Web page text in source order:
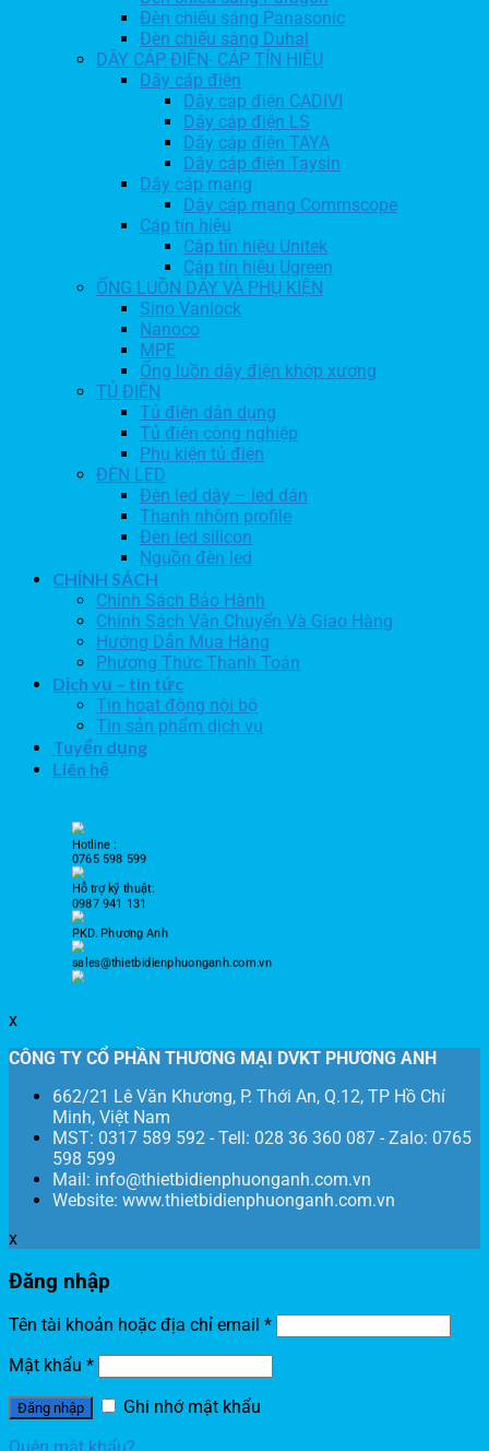
Đèn chiếu sáng Panasonic
Đèn chiếu sáng Duhal
DÂY CÁP ĐIỆN- CÁP TÍN HIỆU
Dây cáp điện
Dây cáp điện CADIVI
Dây cáp điện LS
Dây cáp điện TAYA
Dây cáp điện Taysin
Dây cáp mạng
Dây cáp mạng Commscope
Cáp tín hiệu
Cáp tín hiệu Unitek
Cáp tín hiệu Ugreen
ỐNG LUỒN DÂY VÀ PHỤ KIỆN
Sino Vanlock
Nanoco
MPE
Ống luồn dây điện khớp xương
TỦ ĐIỆN
Tủ điện dân dụng
Tủ điện công nghiệp
Phụ kiện tủ điện
ĐÈN LED
Đèn led dây – led dán
Thanh nhôm profile
Đèn led silicon
Nguồn đèn led
CHÍNH SÁCH
Chính Sách Bảo Hành
Chính Sách Vận Chuyển Và Giao Hàng
Hướng Dẫn Mua Hàng
Phương Thức Thanh Toán
Dịch vụ – tin tức
Tin hoạt động nội bộ
Tin sản phẩm dịch vụ
Tuyển dụng
Liên hệ
Hotline :
0765 598 599
Hỗ trợ kỹ thuật:
0987 941 131
PKD. Phương Anh
sales@thietbidienphuonganh.com.vn
x
CÔNG TY CỔ PHẦN THƯƠNG MẠI DVKT PHƯƠNG ANH
662/21 Lê Văn Khương, P. Thới An, Q.12, TP Hồ Chí
Minh, Việt Nam
MST: 0317 589 592 - Tell: 028 36 360 087 - Zalo: 0765
598 599
Mail: info@thietbidienphuonganh.com.vn
Website: www.thietbidienphuonganh.com.vn
x
Đăng nhập
Tên tài khoản hoặc địa chỉ email *
Mật khẩu *
Đăng nhập
Ghi nhớ mật khẩu